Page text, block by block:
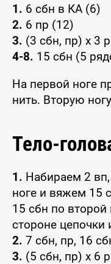
1. 6 сбн в КА (6)
2. 6 пр (12)
3. (3 сбн, пр) x 3
4-8. 15 сбн (5
На первой ноге
нить. Вторую
Тело-
1. Набираем 2
ноге и вяжем 15
15 сбн по второй
стороне цепочки
2. 7 сбн, пр, 16
3. (5 сбн, пр) x 6